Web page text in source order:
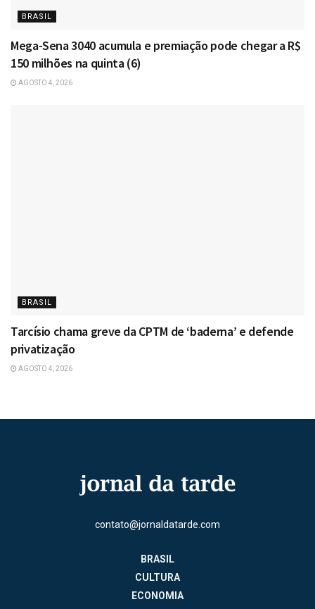
BRASIL
Mega-Sena 3040 acumula e premiação pode chegar a R$
150 milhões na quinta (6)
AGOSTO 4, 2026
BRASIL
Tarcísio chama greve da CPTM de ‘baderna’ e defende
privatização
AGOSTO 4, 2026
contato@jornaldatarde.com
BRASIL
CULTURA
ECONOMIA